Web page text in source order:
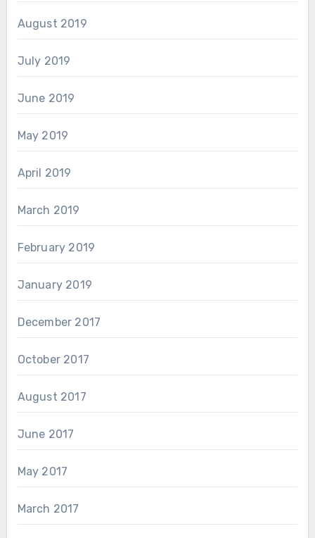
August 2019
July 2019
June 2019
May 2019
April 2019
March 2019
February 2019
January 2019
December 2017
October 2017
August 2017
June 2017
May 2017
March 2017